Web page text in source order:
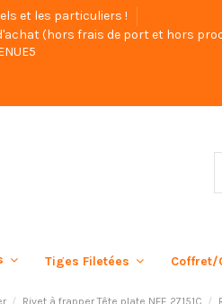
et les particuliers !
(hors frais de port et hors
Tiges Filetées Coffret/